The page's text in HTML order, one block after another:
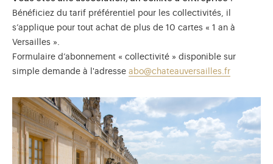
Bénéficiez du tarif préférentiel pour les collectivités, il
s’applique pour tout achat de plus de 10 cartes « 1 an à
Versailles ».
Formulaire d’abonnement « collectivité » disponible sur
simple demande à l'adresse abo@chateauversailles.fr